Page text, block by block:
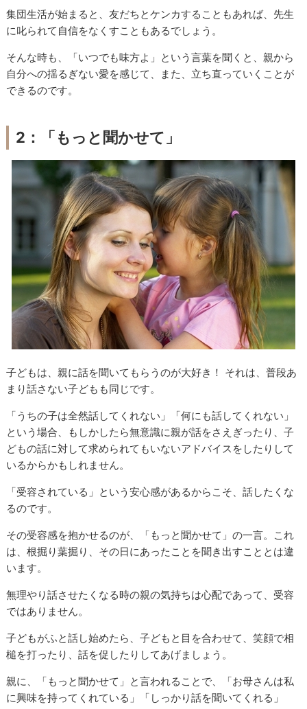
集団生活が始まると、友だちとケンカすることもあれば、先生
に叱られて自信をなくすこともあるでしょう。
そんな時も、「いつでも味方よ」という言葉を聞くと、親から
自分への揺るぎない愛を感じて、また、立ち直っていくことが
できるのです。
2 ：「もっと聞かせて」
子どもは、親に話を聞いてもらうのが大好き！ それは、普段あ
まり話さない子どもも同じです。
「うちの子は全然話してくれない」「何にも話してくれない」
という場合、もしかしたら無意識に親が話をさえぎったり、子
どもの話に対して求められてもいないアドバイスをしたりして
いるからかもしれません。
「受容されている」という安心感があるからこそ、話したくな
るのです。
その受容感を抱かせるのが、「もっと聞かせて」の一言。これ
は、根掘り葉掘り、その日にあったことを聞き出すこととは違
います。
無理やり話させたくなる時の親の気持ちは心配であって、受容
ではありません。
子どもがふと話し始めたら、子どもと目を合わせて、笑顔で相
槌を打ったり、話を促したりしてあげましょう。
親に、「もっと聞かせて」と言われることで、「お母さんは私
に興味を持ってくれている」「しっかり話を聞いてくれる」